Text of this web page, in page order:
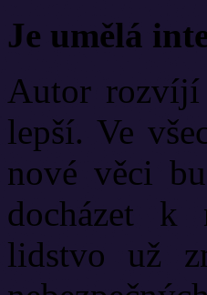
Je umělá
Autor rozvíjí
lepší. Ve
nové věci
docházet k
lidstvo už